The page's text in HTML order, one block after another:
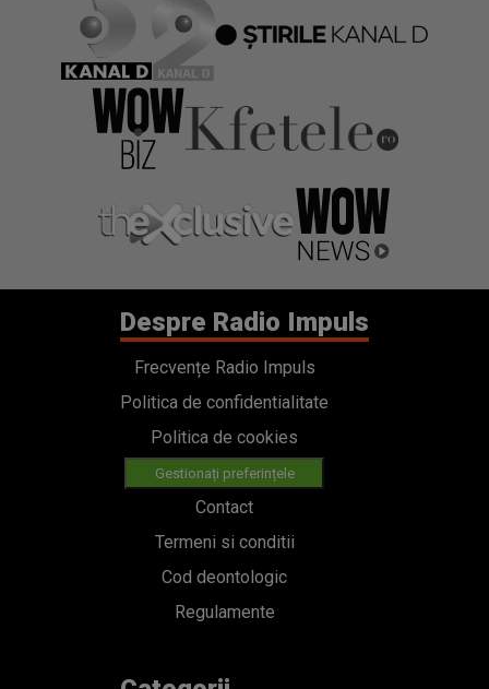
Despre Radio Impuls
Frecvențe Radio Impuls
Politica de confidentialitate
Politica de cookies
Gestionați preferințele
Contact
Termeni si conditii
Cod deontologic
Regulamente